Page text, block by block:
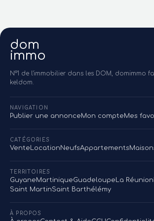
dom
immo
N°1 de l'immobilier dans les DOM, domimmo
keldom.
NAVIGATION
Publier une annonceMon compteMes
CATÉGORIES
Vente LocationNeufsAppartements
TERRITOIRES
GuyaneMartiniqueGuadeloupe La Réunion
Saint MartinSaint Barthélémy
À PROPOS